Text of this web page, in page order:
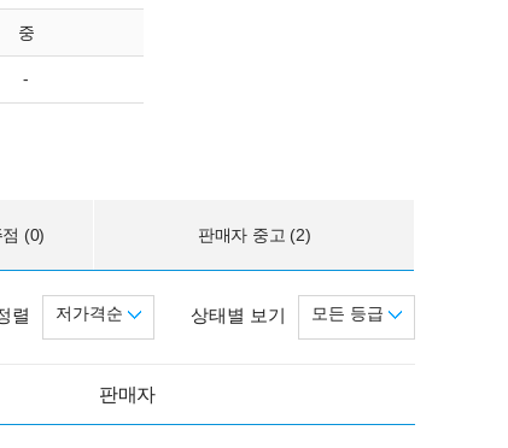
중
-
(0) 판매자 중고 (2)
상태별 보기 모든 등급
렬 저가격순
판매자